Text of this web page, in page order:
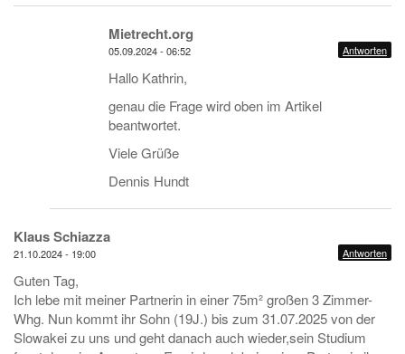
Mietrecht.org
05.09.2024 - 06:52 Antworten
Hallo Kathrin,
genau die Frage wird oben im Artikel
beantwortet.
Viele Grüße
Dennis Hundt
Klaus Schiazza
21.10.2024 - 19:00 Antworten
Guten Tag,
Ich lebe mit meiner Partnerin in einer 75m² großen 3 Zimmer-
Whg. Nun kommt ihr Sohn (19J.) bis zum 31.07.2025 von der
Slowakei zu uns und geht danach auch wieder,sein Studium